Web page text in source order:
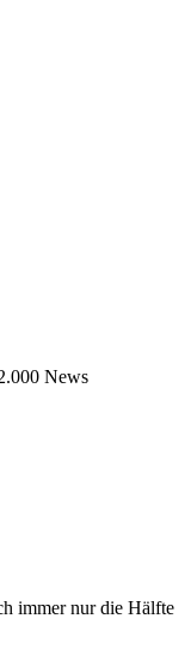
News
immer nur die Hälfte